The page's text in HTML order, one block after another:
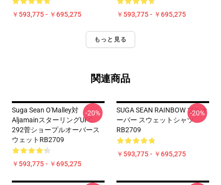
￥593,775 - ￥695,275 ￥593,775 - ￥695,275
もっと見る
関連商品
Suga Sean O'Malley対
AljamainスターリングUFC
292菅ショープルオーバース
ウェットRB2709
￥593,775 - ￥695,275
-20%
SUGA SEAN RAINBOW プルオ
ーバー スウェットシャツ
RB2709
￥593,775 - ￥695,275
-20%